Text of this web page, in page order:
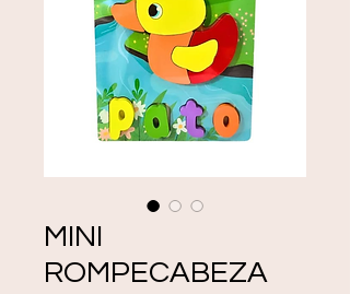
MINI
ROMPECABEZA